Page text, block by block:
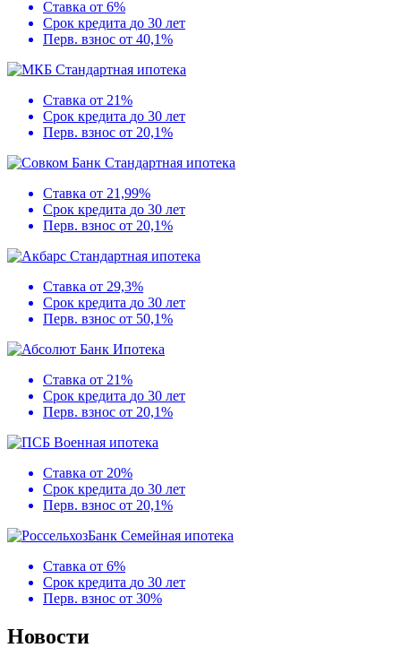
Ставка от 6%
Срок кредита до 30 лет
Перв. взнос от 40,1%
Стандартная ипотека
Ставка от 21%
Срок кредита до 30 лет
Перв. взнос от 20,1%
Стандартная ипотека
Ставка от 21,99%
Срок кредита до 30 лет
Перв. взнос от 20,1%
Стандартная ипотека
Ставка от 29,3%
Срок кредита до 30 лет
Перв. взнос от 50,1%
Ипотека
Ставка от 21%
Срок кредита до 30 лет
Перв. взнос от 20,1%
Военная ипотека
Ставка от 20%
Срок кредита до 30 лет
Перв. взнос от 20,1%
Семейная ипотека
Ставка от 6%
Срок кредита до 30 лет
Перв. взнос от 30%
Новости